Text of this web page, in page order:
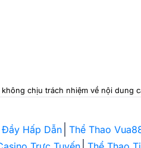
chịu trách nhiệm về nội dung
Đầy Hấp Dẫn Thể Thao